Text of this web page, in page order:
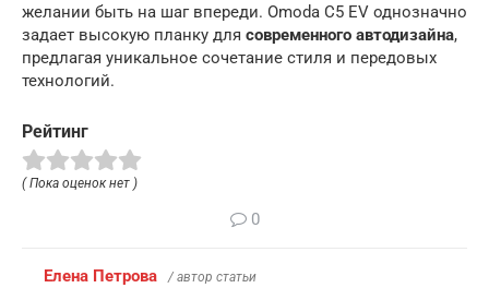
желании быть на шаг впереди. Omoda C5 EV однозначно
задает высокую планку для современного автодизайна,
предлагая уникальное сочетание стиля и передовых
технологий.
Рейтинг
( Пока оценок нет )
0
Елена Петрова / автор статьи